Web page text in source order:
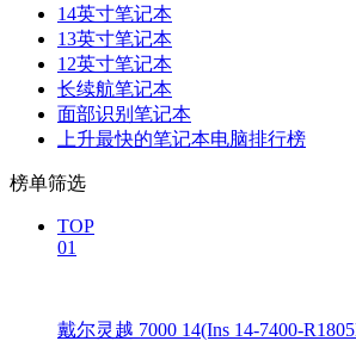
14英寸笔记本
13英寸笔记本
12英寸笔记本
长续航笔记本
面部识别笔记本
上升最快的笔记本电脑排行榜
榜单筛选
TOP
01
戴尔灵越 7000 14(Ins 14-7400-